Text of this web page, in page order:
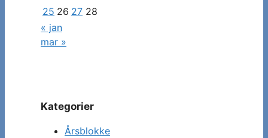
25 26 27 28
« jan
mar »
Kategorier
Årsblokke